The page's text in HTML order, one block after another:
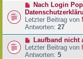
Nach Login
Letzter Beitrag von
Antworten: 27
Laufband nicht
Letzter Beitrag von
Antworten: 5